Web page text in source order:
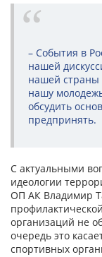
– События в
нашей
нашей страны
нашу
обсудить
предпринять.
С актуальными
идеологии
ОП АК Владимир
организаций не
очередь это
спортивных